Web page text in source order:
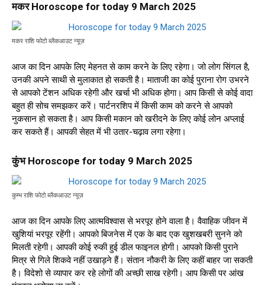
मकर Horoscope for today 9 March 2025
मकर राशि फोटो ब्लैकआउट न्यूज़
आज का दिन आपके लिए मेहनत से काम करने के लिए रहेगा। जो लोग सिंगल है,
उनकी अपने साथी से मुलाकात हो सकती है। माताजी का कोई पुराना रोग उभरने
से आपको टेंशन अधिक रहेगी और खर्चा भी अधिक होगा। आप किसी से कोई वादा
बहुत ही सोच समझकर करें। पार्टनरशिप में किसी काम को करने से आपको
नुकसान हो सकता है। आप किसी मकान को खरीदने के लिए कोई लोन अप्लाई
कर सकते हैं। आपकी सेहत में भी उतार-चढ़ाव लगा रहेगा।
कुंभ Horoscope for today 9 March 2025
कुम्भ राशि फोटो ब्लैकआउट न्यूज़
आज का दिन आपके लिए आत्मविश्वास से भरपूर होने वाला है। वैवाहिक जीवन में
खुशियां भरपूर रहेंगी। आपको बिजनेस में एक के बाद एक खुशखबरी सुनने को
मिलती रहेगी। आपकी कोई रुकी हुई डील फाइनल होगी। आपको किसी पुराने
मित्र से गिले शिकवे नहीं उखाड़ने हैं। संतान नौकरी के लिए कहीं बाहर जा सकती
है। विदेशो से व्यापार कर रहे लोगों की अच्छी साख रहेगी। आप किसी पर आंख